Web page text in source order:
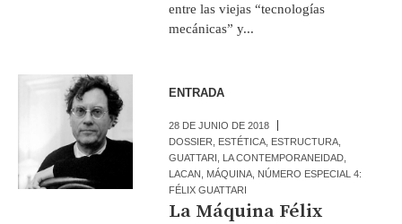
entre las viejas “tecnologías
mecánicas” y...
ENTRADA
28 DE JUNIO DE 2018
DOSSIER
ESTÉTICA ESTRUCTURA
GUATTARI
LA CONTEMPORANEIDAD
LACAN
MÁQUINA NÚMERO ESPECIAL 4:
FÉLIX GUATTARI
La Máquina Félix